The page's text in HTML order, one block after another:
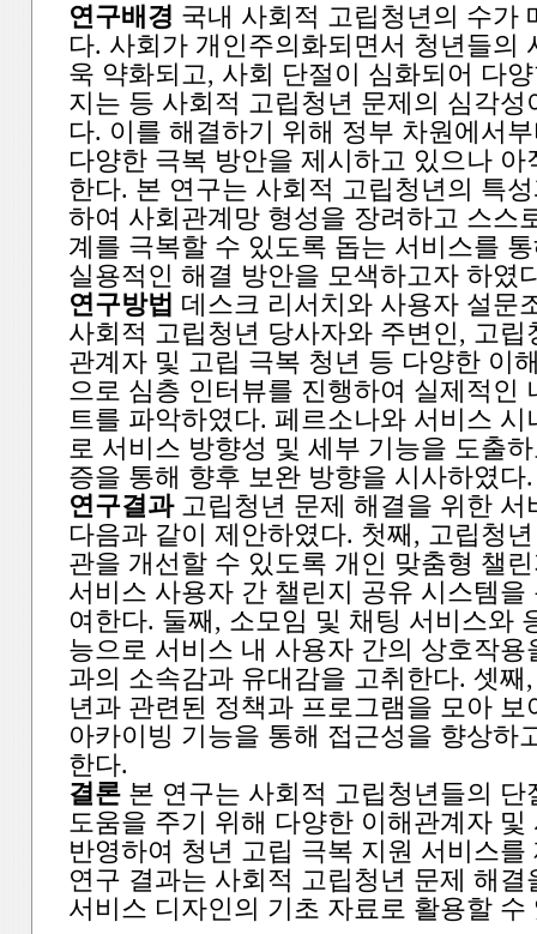
연구배경 국내 사회적 고립청년의 수가
다. 사회가 개인주의화되면서 청년들의
욱 약화되고, 사회 단절이 심화되어 다
지는 등 사회적 고립청년 문제의 심각성
다. 이를 해결하기 위해 정부 차원에서
다양한 극복 방안을 제시하고 있으나 아
한다. 본 연구는 사회적 고립청년의 특
하여 사회관계망 형성을 장려하고 스스
계를 극복할 수 있도록 돕는 서비스를
실용적인 해결 방안을 모색하고자 하였
연구방법 데스크 리서치와 사용자 설문
사회적 고립청년 당사자와 주변인, 고립
관계자 및 고립 극복 청년 등 다양한 이
으로 심층 인터뷰를 진행하여 실제적인
트를 파악하였다. 페르소나와 서비스 시
로 서비스 방향성 및 세부 기능을 도출
증을 통해 향후 보완 방향을 시사하였다.
연구결과고립청년 문제 해결을 위한 서
다음과 같이 제안하였다. 첫째, 고립청
관을 개선할 수 있도록 개인 맞춤형 챌
서비스 사용자 간 챌린지 공유 시스템을
여한다. 둘째, 소모임 및 채팅 서비스와
능으로 서비스 내 사용자 간의 상호작용
과의 소속감과 유대감을 고취한다. 셋째
년과 관련된 정책과 프로그램을 모아 보
아카이빙 기능을 통해 접근성을 향상하
한다.
결론본 연구는 사회적 고립청년들의 단
도움을 주기 위해 다양한 이해관계자 및
반영하여 청년 고립 극복 지원 서비스를
연구 결과는 사회적 고립청년 문제 해결
서비스 디자인의 기초 자료로 활용할 수